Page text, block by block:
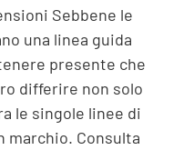
Sebbene le
una linea guida
presente che
differire non solo
le singole linee di
marchio. Consulta